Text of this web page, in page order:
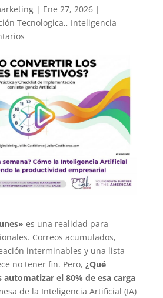
| Ene 27, 2026|
Tecnologica,, Inteligencia
es una realidad para
Correos acumulados,
interminables y una lista
no tener fin. Pero, ¿Qué
automatizar el 80% de esa carga
de la Inteligencia Artificial (IA)